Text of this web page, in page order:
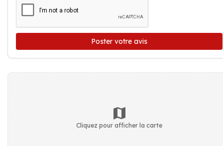
Poster votre avis
Cliquez pour afficher la carte